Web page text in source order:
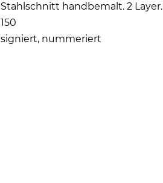
Stahlschnitt handbemalt. 2 Layer.
150
signiert, nummeriert